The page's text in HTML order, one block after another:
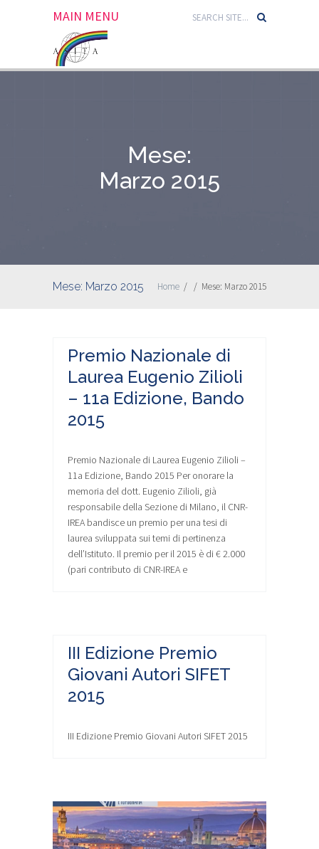
MAIN MENU
Mese:
Marzo 2015
Mese: Marzo 2015 Home / / Mese: Marzo 2015
Premio Nazionale di
Laurea Eugenio Zilioli
– 11a Edizione, Bando
2015
Premio Nazionale di Laurea Eugenio Zilioli –
11a Edizione, Bando 2015 Per onorare la
memoria del dott. Eugenio Zilioli, già
responsabile della Sezione di Milano, il CNR-
IREA bandisce un premio per una tesi di
laurea sviluppata sui temi di pertinenza
dell’Istituto. Il premio per il 2015 è di € 2.000
(pari contributo di CNR-IREA e
III Edizione Premio
Giovani Autori SIFET
2015
III Edizione Premio Giovani Autori SIFET 2015